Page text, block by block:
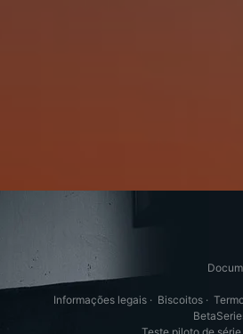
Informações legais · Biscoitos ·